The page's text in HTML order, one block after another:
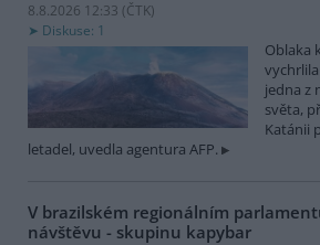
8.8.2026 12:33 (ČTK)
Diskuse: 1
Oblaka
jedna z
světa,
Katánii
letadel, uvedla agentura AFP.
V brazilském regionálním
návštěvu - skupinu kapybar